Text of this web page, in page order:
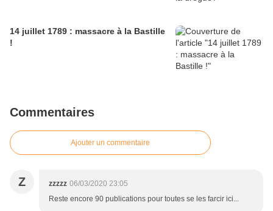
14 juillet 1789 : massacre à la Bastille
!
Commentaires
Ajouter un commentaire
Z zzzzz 06/03/2020 23:05
Reste encore 90 publications pour toutes se les farcir ici...